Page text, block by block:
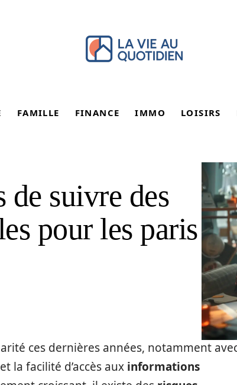
FAMILLE FINANCE IMMO LOISIRS
de suivre des
pour les paris
ces dernières années, notamment
et la facilité d’accès aux informations